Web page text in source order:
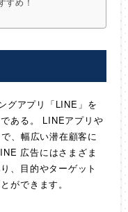
すめ！
グアプリ「LINE」を
ある。 LINEアプリや
、幅広い潜在顧客に
広告にはさまざま
、目的やターゲット
ができます。